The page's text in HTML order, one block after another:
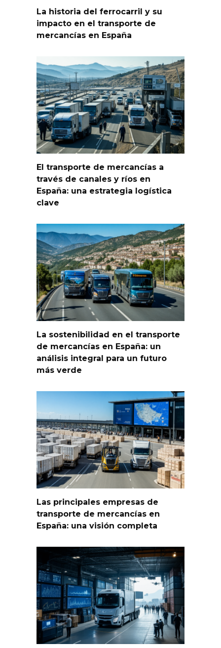
La historia del ferrocarril y su
impacto en el transporte de
mercancías en España
El transporte de mercancías a
través de canales y ríos en
España: una estrategia logística
clave
La sostenibilidad en el transporte
de mercancías en España: un
análisis integral para un futuro
más verde
Las principales empresas de
transporte de mercancías en
España: una visión completa